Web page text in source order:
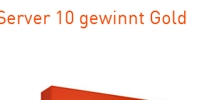
10 gewinnt Gold